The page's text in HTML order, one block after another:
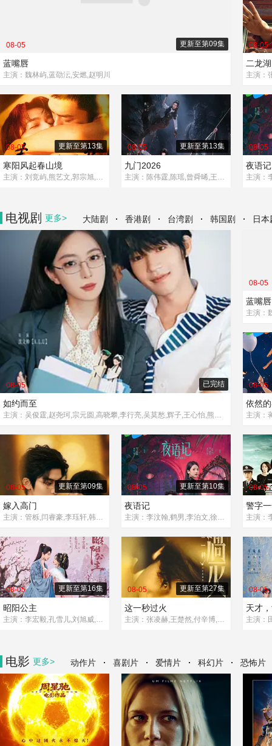
08-05 更新至第09集
蓝嘴唇
主演：魏林屿,蓝劭沄,安燃,赵明川
08-05
二龙
08-05 更新至第13集
寒阳风起春山境
主演：刘竞屿,熊艺文,郭宗旭,何家凯
08-05 更新至第13集
九门2026
主演：陈伟霆,陈瑶,曾舜晞,王茂蕾,王奕婷,李乃文,释小龙,应灏铭,季肖冰,胡耘豪,徐正溪,章涛,王祖一,刘畅,杨钧丞,杨昊博,陈鸿锦,吴圣麒,林秋楠,扈帷,雷丰瑞
08-05
夜语记
电视剧 更多> 大陆剧 · 香港剧 · 台湾剧 · 韩国剧 · 日本
08-05 已完结
如约而至
主演：吴俊霆,赵尧珂,宗元圆,高晓攀,李行亮,吴莫愁,辉子,王心怡,熊汝霖,孙一杰,曲羿成,王予,王旭东,高姝瑶,许纯,李泽宇,蔡淇
08-05
蓝嘴唇
08-05
依然
08-05 更新至第09集
嫁入高门
主演：管栎,闫睿豪,李珏轩,韩明霖,赵杨,刘亚锟
08-05 更新至第10集
夜语记
主演：李汶翰,鹤男,李泊文,徐新驰,李牧芸,孙思凡,郭天祺
08-05
警字
主演：
08-05 更新至第16集
昭阳公主
主演：李宏毅,孔雪儿,刘旭威,林小宅
08-05 更新至第27集
这一秒过火
主演：张凌赫,王楚然,付辛博,徐振轩,鹤秋,王籽苏,胡杏儿,沙宝亮,吴莫愁,毛孩,鹿骐,苇青,刘令姿,康可人,陈东阳,黄博远,斓曦,张弓,金俊秀,陈欣予
08-05
天才
电影 更多> 动作片 · 喜剧片 · 爱情片 · 科幻片 · 恐怖片